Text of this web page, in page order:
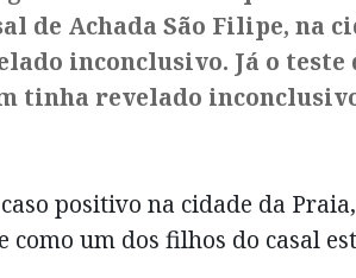
de Achada São Filipe, na
inconclusivo. Já o
tinha revelado
positivo na cidade da
como um dos filhos do casal